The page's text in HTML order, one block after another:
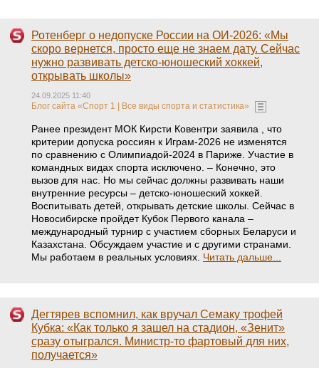
Ротенберг о недопуске России на ОИ-2026: «Мы
скоро вернется, просто еще не знаем дату. Сейчас
нужно развивать детско-юношеский хоккей,
открывать школы»
24.09.2025 11:40
Блог сайта «Спорт 1 | Все виды спорта и статистика»
Ранее президент МОК Кирсти Ковентри заявила , что
критерии допуска россиян к Играм-2026 не изменятся
по сравнению с Олимпиадой-2024 в Париже. Участие в
командных видах спорта исключено. – Конечно, это
вызов для нас. Но мы сейчас должны развивать наши
внутренние ресурсы – детско-юношеский хоккей.
Воспитывать детей, открывать детские школы. Сейчас в
Новосибирске пройдет Кубок Первого канала –
международный турнир с участием сборных Беларуси и
Казахстана. Обсуждаем участие и с другими странами.
Мы работаем в реальных условиях. Читать дальше...
Дегтярев вспомнил, как вручал Семаку трофей
Кубка: «Как только я зашел на стадион, «Зенит»
сразу отыгрался. Министр-то фартовый для них,
получается»